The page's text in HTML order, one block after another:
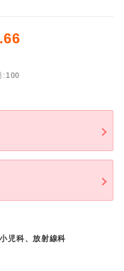
:100
児科、放射線科